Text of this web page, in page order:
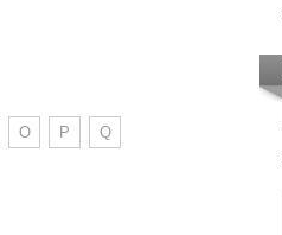
O P Q